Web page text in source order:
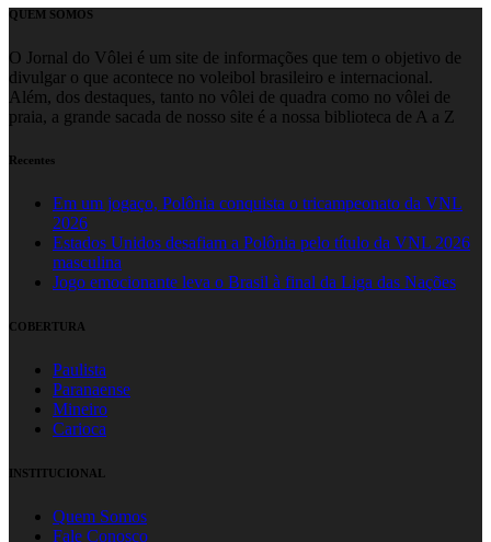
QUEM SOMOS
O Jornal do Vôlei é um site de informações que tem o objetivo de
divulgar o que acontece no voleibol brasileiro e internacional.
Além, dos destaques, tanto no vôlei de quadra como no vôlei de
praia, a grande sacada de nosso site é a nossa biblioteca de A a Z
Recentes
Em um jogaço, Polônia conquista o tricampeonato da VNL
2026
Estados Unidos desafiam a Polônia pelo título da VNL 2026
masculina
Jogo emocionante leva o Brasil à final da Liga das Nações
COBERTURA
Paulista
Paranaense
Mineiro
Carioca
INSTITUCIONAL
Quem Somos
Fale Conosco